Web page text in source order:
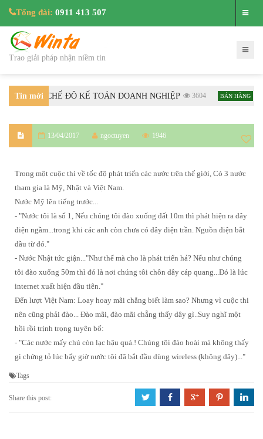
Tổng đài: 0911 413 507
Trao giải pháp nhận niềm tin
Tin mới
DẪN CHẾ ĐỘ KẾ TOÁN DOANH NGHIỆP 3604 BÁN HÀNG
13/04/2017 ngoctuyen 1946
Trong một cuộc thi về tốc độ phát triển các nước trên thế giới, Có 3 nước
tham gia là Mỹ, Nhật và Việt Nam.
Nước Mỹ lên tiếng trước...
- "Nước tôi là số 1, Nếu chúng tôi đào xuống đất 10m thì phát hiện ra dây
điện ngầm...trong khi các anh còn chưa có dây điện trần. Nguồn điện bắt
đầu từ đó."
- Nước Nhật tức giận..."Như thế mà cho là phát triển hả? Nếu như chúng
tôi đào xuống 50m thì đó là nơi chúng tôi chôn dây cáp quang...Đó là lúc
internet xuất hiện đầu tiên."
Đến lượt Việt Nam: Loay hoay mãi chẳng biết làm sao? Nhưng vì cuộc thi
nên cũng phải đào... Đào mãi, đào mãi chẵng thấy dây gì..Suy nghĩ một
hồi rồi trịnh trọng tuyên bố:
- "Các nước mấy chú còn lạc hậu quá.! Chúng tôi đào hoài mà không thấy
gì chứng tỏ lúc bấy giờ nước tôi đã bắt đầu dùng wireless (không dây)..."
Tags
Share this post: a b c d j